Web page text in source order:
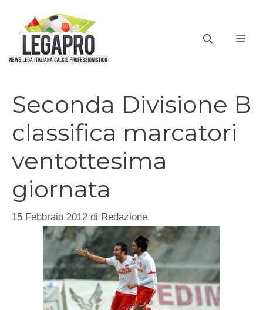
contenuto
Seconda Divisione B
classifica marcatori
ventottesima
giornata
15 Febbraio 2012 di Redazione